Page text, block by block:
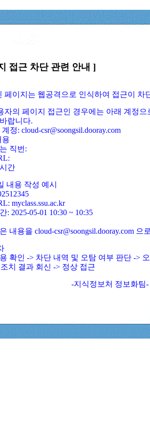
접근 차단 관련 안내 ]
페이지는 웹공격으로 인식하여 접근이 차
자의 페이지 접근인 경우에는 아래 계정으
랍니다.
정: cloud-csr@soongsil.dooray.com
용
직번:
간
내용 작성 예시
myclass.ssu.ac.kr
: 2025-05-01 10:30 ~ 10:35
내용을 cloud-csr@soongsil.dooray.com
확인 -> 차단 내역 및 오탐 여부 판단 ->
치 결과 회신 -> 정상 접근
-지식정보처 정보화팀-